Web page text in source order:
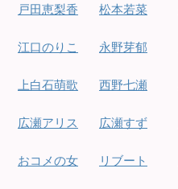
戸田恵梨香
江口のりこ
上白石萌歌
広瀬アリス
おコメの女
松本若菜
永野芽郁
西野七瀬
広瀬すず
リブート